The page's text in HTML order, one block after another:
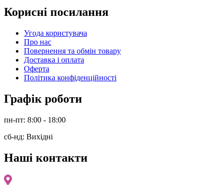
Корисні посилання
Угода користувача
Про нас
Повернення та обмін товару
Доставка і оплата
Оферта
Політика конфіденційності
Графік роботи
пн-пт: 8:00 - 18:00
сб-нд: Вихідні
Наші контакти